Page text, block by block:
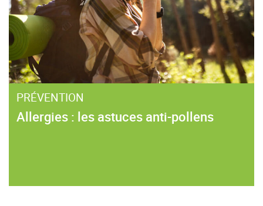
PRÉVENTION
Allergies : les astuces anti-pollens